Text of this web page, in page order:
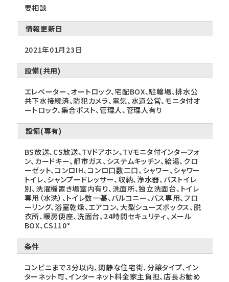
要相談
情報更新日
2021年01月23日
設備(共用)
エレベーター、オートロック、宅配BOX、駐輪場、排水公
共下水接続済、防犯カメラ、電気、水道公営、モニタ付オ
ートロック、集合ポスト、管理人、管理人有り
設備(専有)
BS放送、CS放送、TVドアホン、TVモニタ付インターフォ
ン、カードキー、都市ガス、システムキッチン、給湯、クロ
ーゼット、コンロIH、コンロ口数二口、シャワー、シャワー
トイレ、シャンプードレッサー、収納、浄水器、バストイレ
別、洗濯機置き場室内有り、洗面所、独立洗面台、トイレ
専用（水洗）、トイレ数一基、バルコニー、バス専用、フロ
ーリング、浴室乾燥、エアコン、大型シューズボックス、脱
衣所、暖房便座、洗面台、24時間セキュリティ、メール
BOX、CS110°
条件
コンビニまで３分以内、閑静な住宅街、分譲タイプ、イン
ターネット可、インターネット料金家主負担、店長お勧め